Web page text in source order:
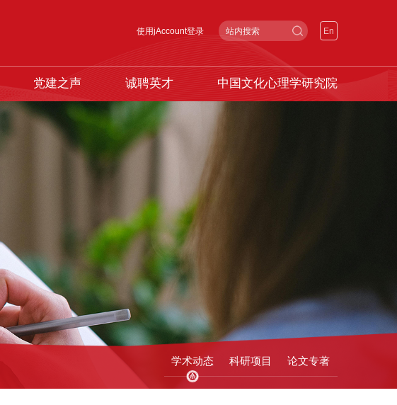
使用jAccount登录 En
党建之声 诚聘英才 中国文化心理学研究院
学术动态 科研项目 论文专著